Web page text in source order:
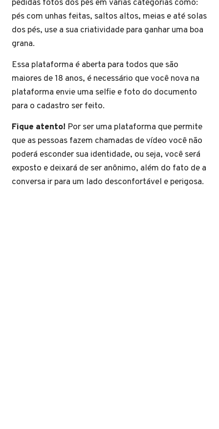
pedidas fotos dos pés em várias categorias como:
pés com unhas feitas, saltos altos, meias e até solas
dos pés, use a sua criatividade para ganhar uma boa
grana.
Essa plataforma é aberta para todos que são
maiores de 18 anos, é necessário que você nova na
plataforma envie uma selfie e foto do documento
para o cadastro ser feito.
Fique atento! Por ser uma plataforma que permite
que as pessoas fazem chamadas de vídeo você não
poderá esconder sua identidade, ou seja, você será
exposto e deixará de ser anônimo, além do fato de a
conversa ir para um lado desconfortável e perigosa.